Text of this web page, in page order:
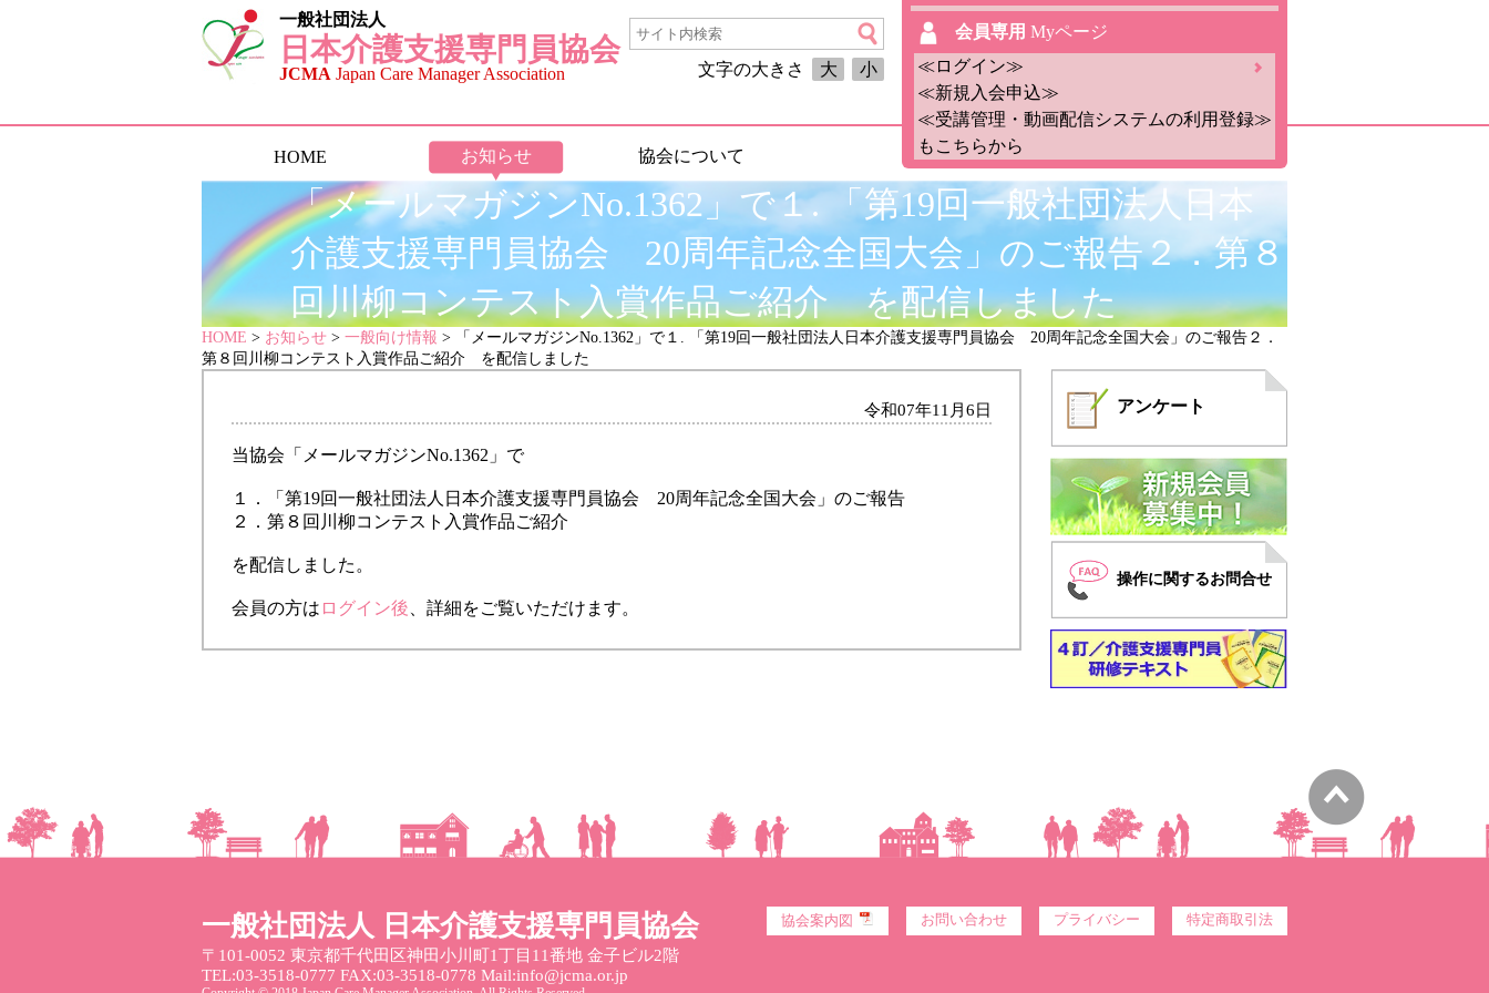
一般社団法人
日本介護支援専門員協会
JCMA Japan Care Manager Association 文字の大きさ 大 小
会員専用 Myページ
≪ログイン≫
≪新規入会申込≫
≪受講管理・動画配信システムの利用登録≫
もこちらから
HOME お知らせ 協会について
「メールマガジンNo.1362」で１. 「第19回一般社団法人日本
介護支援専門員協会 20周年記念全国大会」のご報告２．第８
回川柳コンテスト入賞作品ご紹介 を配信しました
HOME > お知らせ > 一般向け情報 > 「メールマガジンNo.1362」で１. 「第19回一般社団法人日本介護支援専門員協会 20周年記念全国大会」のご報告２．
第８回川柳コンテスト入賞作品ご紹介 を配信しました
令和07年11月6日
当協会「メールマガジンNo.1362」で
１．「第19回一般社団法人日本介護支援専門員協会 20周年記念全国大会」のご報告
２．第８回川柳コンテスト入賞作品ご紹介
を配信しました。
会員の方は ログイン後 、詳細をご覧いただけます。
アンケート
操作に関するお問合せ
一般社団法人 日本介護支援専門員協会
〒101-0052 東京都千代田区神田小川町1丁目11番地 金子ビル2階
TEL:03-3518-0777 FAX:03-3518-0778 Mail:info@jcma.or.jp
協会案内図 お問い合わせ プライバシー 特定商取引法